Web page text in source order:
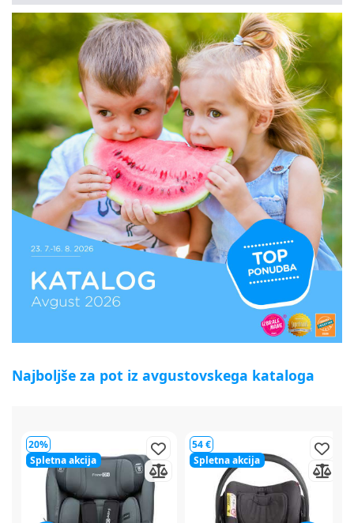
Najboljše za pot iz avgustovskega kataloga
54 €
Spletna akcija
64 €
Spletna akcija